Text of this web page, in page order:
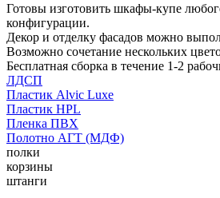
Готовы изготовить шкафы-купе
конфигурации.
Декор и отделку фасадов можно
Возможно сочетание нескольких
Бесплатная сборка в течение 1-2
ЛДСП
Пластик Alvic Luxe
Пластик HPL
Пленка ПВХ
Полотно АГТ (МДФ)
полки
корзины
штанги